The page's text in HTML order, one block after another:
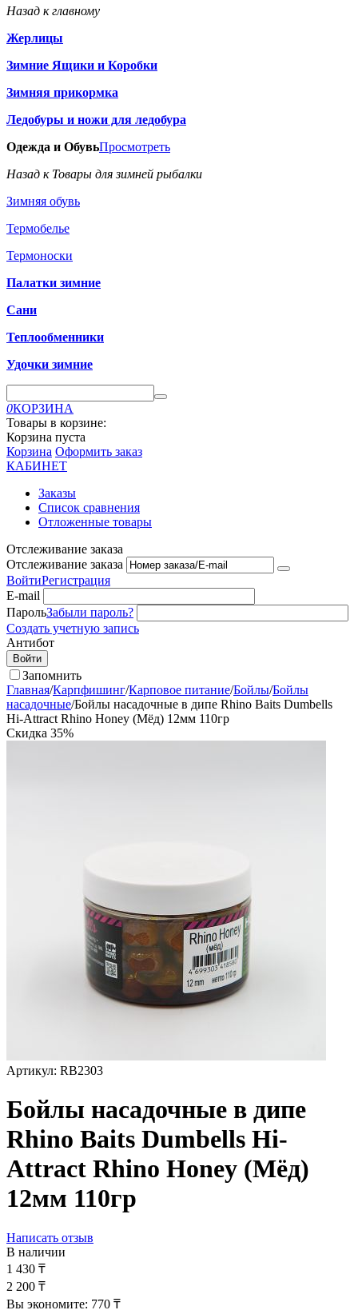
Назад к главному
Жерлицы
Зимние Ящики и Коробки
Зимняя прикормка
Ледобуры и ножи для ледобура
Одежда и ОбувьПросмотреть
Назад к Товары для зимней рыбалки
Зимняя обувь
Термобелье
Термоноски
Палатки зимние
Сани
Теплообменники
Удочки зимние
0КОРЗИНА
Товары в корзине:
Корзина пуста
Корзина Оформить заказ
КАБИНЕТ
Заказы
Список сравнения
Отложенные товары
Отслеживание заказа
Отслеживание заказа
ВойтиРегистрация
E-mail
ПарольЗабыли пароль?
Создать учетную запись
Антибот
Войти
Запомнить
Главная/Карпфишинг/Карповое питание/Бойлы/Бойлы
насадочные/Бойлы насадочные в дипе Rhino Baits Dumbells
Hi-Attract Rhino Honey (Мёд) 12мм 110гр
Скидка 35%
Артикул: RB2303
Бойлы насадочные в дипе
Rhino Baits Dumbells Hi-
Attract Rhino Honey (Мёд)
12мм 110гр
Написать отзыв
В наличии
1 430 ₸
2 200 ₸
Вы экономите: 770 ₸